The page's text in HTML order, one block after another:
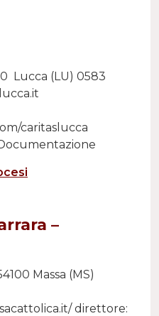
Lucca (LU) 0583
caritaslucca
–
Massa (MS)
direttore: